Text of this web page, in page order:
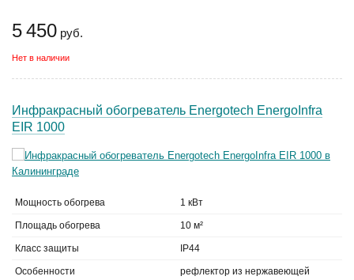
5 450 руб.
Нет в наличии
Инфракрасный обогреватель Energotech EnergoInfra
EIR 1000
Мощность обогрева 1 кВт
Площадь обогрева 10 м²
Класс защиты IP44
Особенности
рефлектор из нержавеющей